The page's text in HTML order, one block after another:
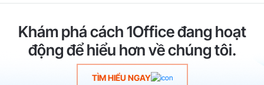
Khám phá cách 1Office đang hoạt
động để hiểu hơn về chúng tôi.
TÌM HIỂU NGAY